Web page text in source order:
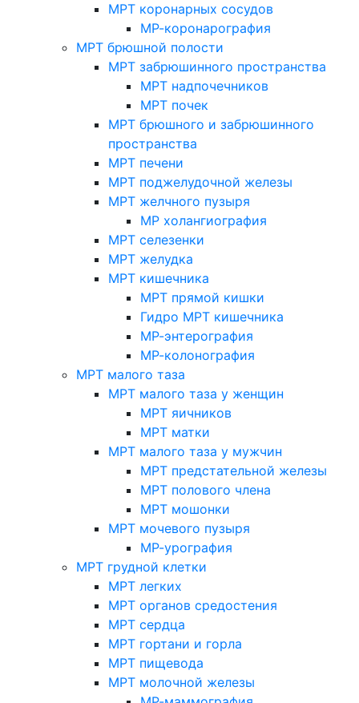
МРТ коронарных сосудов
МР-коронарография
МРТ брюшной полости
МРТ забрюшинного пространства
МРТ надпочечников
МРТ почек
МРТ брюшного и забрюшинного
пространства
МРТ печени
МРТ поджелудочной железы
МРТ желчного пузыря
МР холангиография
МРТ селезенки
МРТ желудка
МРТ кишечника
МРТ прямой кишки
Гидро МРТ кишечника
МР-энтерография
МР-колонография
МРТ малого таза
МРТ малого таза у женщин
МРТ яичников
МРТ матки
МРТ малого таза у мужчин
МРТ предстательной железы
МРТ полового члена
МРТ мошонки
МРТ мочевого пузыря
МР-урография
МРТ грудной клетки
МРТ легких
МРТ органов средостения
МРТ сердца
МРТ гортани и горла
МРТ пищевода
МРТ молочной железы